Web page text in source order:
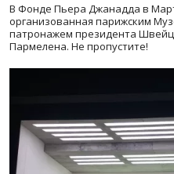
В Фонде Пьера Джанадда в
организованная парижским
патронажем президента
Пармелена. Не пропустите!